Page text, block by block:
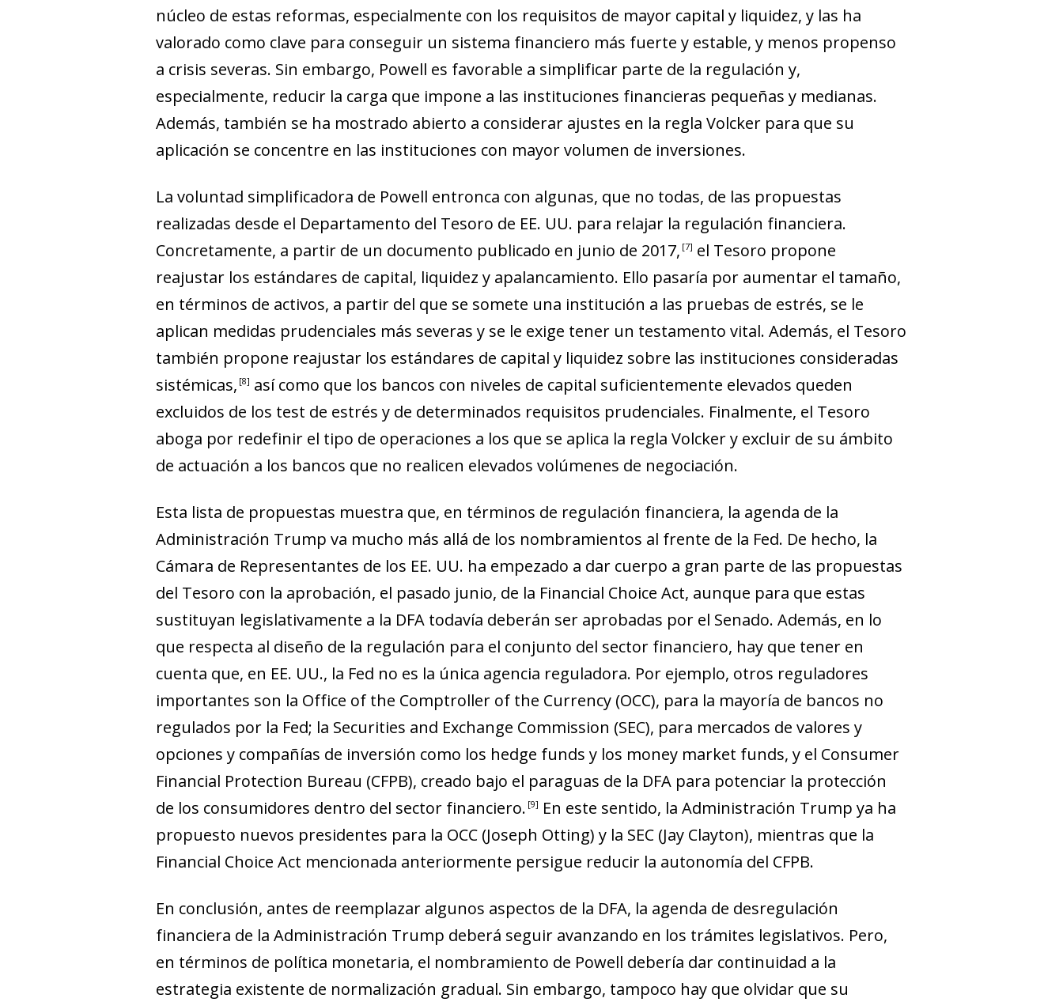
núcleo de estas reformas, especialmente con los requisitos de mayor capital y liquidez, y las ha
valorado como cla­­ve para conseguir un sistema financiero más fuerte y estable, y menos propenso
a crisis severas. Sin embargo, Powell es favorable a simplificar parte de la regulación y,
especialmente, reducir la carga que impone a las instituciones financieras pequeñas y medianas.
Además, también se ha mostrado abierto a considerar ajustes en la regla Volcker para que su
aplicación se concentre en las instituciones con mayor volumen de inversiones.
La voluntad simplificadora de Powell entronca con algunas, que no todas, de las propuestas
realizadas desde el Departamento del Tesoro de EE. UU. para relajar la regulación financiera.
Concretamente, a partir de un documento publicado en junio de 2017, 7
el Tesoro propone
reajustar los estándares de capital, liquidez y apalancamiento. Ello pasaría por aumentar el tamaño,
en términos de activos, a partir del que se somete una institución a las pruebas de es­­trés, se le
aplican medidas prudenciales más severas y se le exige tener un testamento vital. Además, el Tesoro
también propone reajustar los estándares de capital y li­­qui­­dez sobre las instituciones consideradas
sistémicas, 8
así como que los bancos con niveles de capital suficientemente elevados queden
excluidos de los test de estrés y de determinados requisitos prudenciales. Finalmente, el Tesoro
aboga por redefinir el tipo de operaciones a los que se aplica la regla Volcker y excluir de su ámbito
de ac­­tua­­ción a los bancos que no realicen elevados volúmenes de negociación.
Esta lista de propuestas muestra que, en términos de regulación financiera, la agenda de la
Administración Trump va mucho más allá de los nombramientos al frente de la Fed. De hecho, la
Cámara de Representantes de los EE. UU. ha empezado a dar cuerpo a gran parte de las propuestas
del Tesoro con la aprobación, el pasado junio, de la Financial Choice Act, aunque para que estas
sustituyan legislativamente a la DFA todavía deberán ser aprobadas por el Senado. Además, en lo
que respecta al diseño de la regulación para el conjunto del sector financiero, hay que tener en
cuenta que, en EE. UU., la Fed no es la única agencia reguladora. Por ejemplo, otros reguladores
importantes son la Office of the Comptroller of the Currency (OCC), para la mayoría de bancos no
regulados por la Fed; la Securities and Exchange Commission (SEC), para mercados de valores y
opciones y compañías de inversión como los hedge funds y los money market funds, y el Consumer
Financial Protection Bureau (CFPB), creado bajo el paraguas de la DFA para potenciar la protección
de los consumidores dentro del sector financiero. 9
En este sentido, la Administración Trump ya ha
propuesto nuevos presidentes para la OCC (Joseph Otting) y la SEC (Jay Clayton), mientras que la
Financial Choice Act mencionada anteriormente persigue reducir la autonomía del CFPB.
En conclusión, antes de reemplazar algunos aspectos de la DFA, la agenda de desregulación
financiera de la Administración Trump deberá seguir avanzando en los trámites le­­gislativos. Pero,
en términos de política monetaria, el nom­­bramiento de Powell debería dar continuidad a la
estrategia existente de normalización gradual. Sin embargo, tampoco hay que olvidar que su